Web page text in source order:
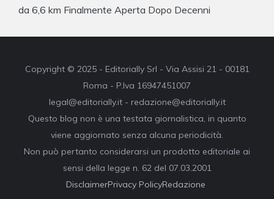
da 6,6 km Finalmente Aperta Dopo Decenni
Copyright © 2025 - Editorially Srl - Via Assisi 21 - 00181
Roma - P.Iva 16947451007
legal@editorially.it - redazione@editorially.it
Questo blog non è una testata giornalistica, in quanto
viene aggiornato senza alcuna periodicità.
Non può pertanto considerarsi un prodotto editoriale ai
sensi della legge n. 62 del 07.03.2001
DisclaimerPrivacy PolicyRedazione